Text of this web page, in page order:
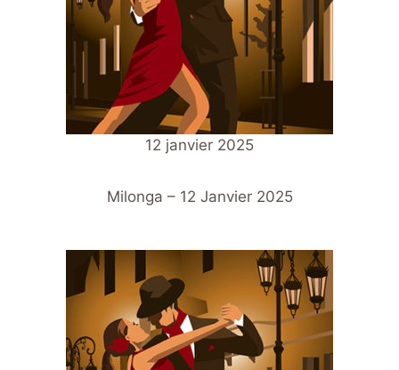
12 janvier 2025
Milonga – 12 Janvier 2025